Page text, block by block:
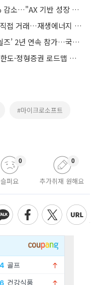
KT, 해킹 직격탄에 영업익 29.9% 감소…"AX 기반 성장 지속"
KT, 도쿄일렉트론코리아와 전력 직접 거래…재생에너지 공급으로 탄소중립 실현
KT, 나토 최대 사이버훈련 ‘락드쉴즈’ 2년 연속 참가…국내 통신사 중 유일
STO 하위법규 예상안, 풀링·거래한도·정형증권 로드맵 제시
#마이크로소프트
슬퍼요
0
추가취재 원해요
0